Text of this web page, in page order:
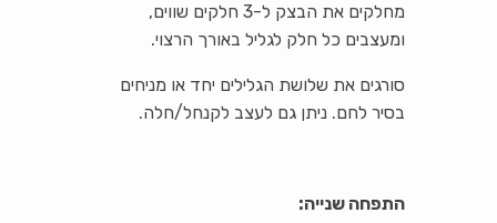
מחלקים את הבצק ל-3 חלקים שווים,
ומעצבים כל חלק לגליל באורך הרצוי.
סורגים את שלושת הגלילים יחד או מניחים
בסיר לחם. ניתן גם לעצב לקנחל/חלה.
התפחה שנייה: